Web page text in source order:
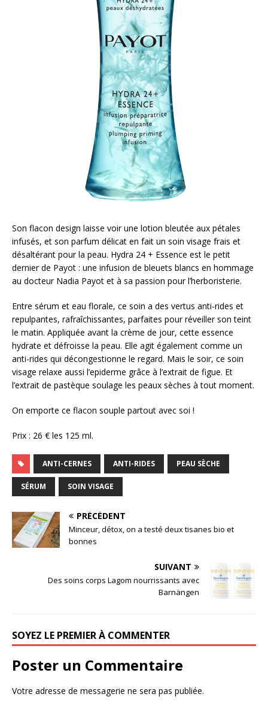
Son flacon design laisse voir une lotion bleutée aux pétales
infusés, et son parfum délicat en fait un soin visage frais et
désaltérant pour la peau. Hydra 24 + Essence est le petit
dernier de Payot : une infusion de bleuets blancs en hommage
au docteur Nadia Payot et à sa passion pour l’herboristerie.
Entre sérum et eau florale, ce soin a des vertus anti-rides et
repulpantes, rafraîchissantes, parfaites pour réveiller son teint
le matin. Appliquée avant la crème de jour, cette essence
hydrate et défroisse la peau. Elle agit également comme un
anti-rides qui décongestionne le regard. Mais le soir, ce soin
visage relaxe aussi l’epiderme grâce à l’extrait de figue. Et
l’extrait de pastèque soulage les peaux sèches à tout moment.
On emporte ce flacon souple partout avec soi !
Prix : 26 € les 125 ml.
ANTI-CERNES ANTI-RIDES PEAU SÈCHE
SÉRUM SOIN VISAGE
PRÉCÉDENT
Minceur, détox, on a testé deux tisanes bio et
bonnes
SUIVANT
Des soins corps Lagom nourrissants avec
Barnängen
SOYEZ LE PREMIER À COMMENTER
Poster un Commentaire
Votre adresse de messagerie ne sera pas publiée.